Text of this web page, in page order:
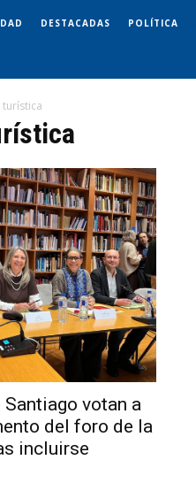
DESTACADAS POLÍTICA
turística
votan a
del foro de la
incluirse